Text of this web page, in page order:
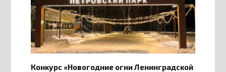
Конкурс «Новогодние огни Ленинградской